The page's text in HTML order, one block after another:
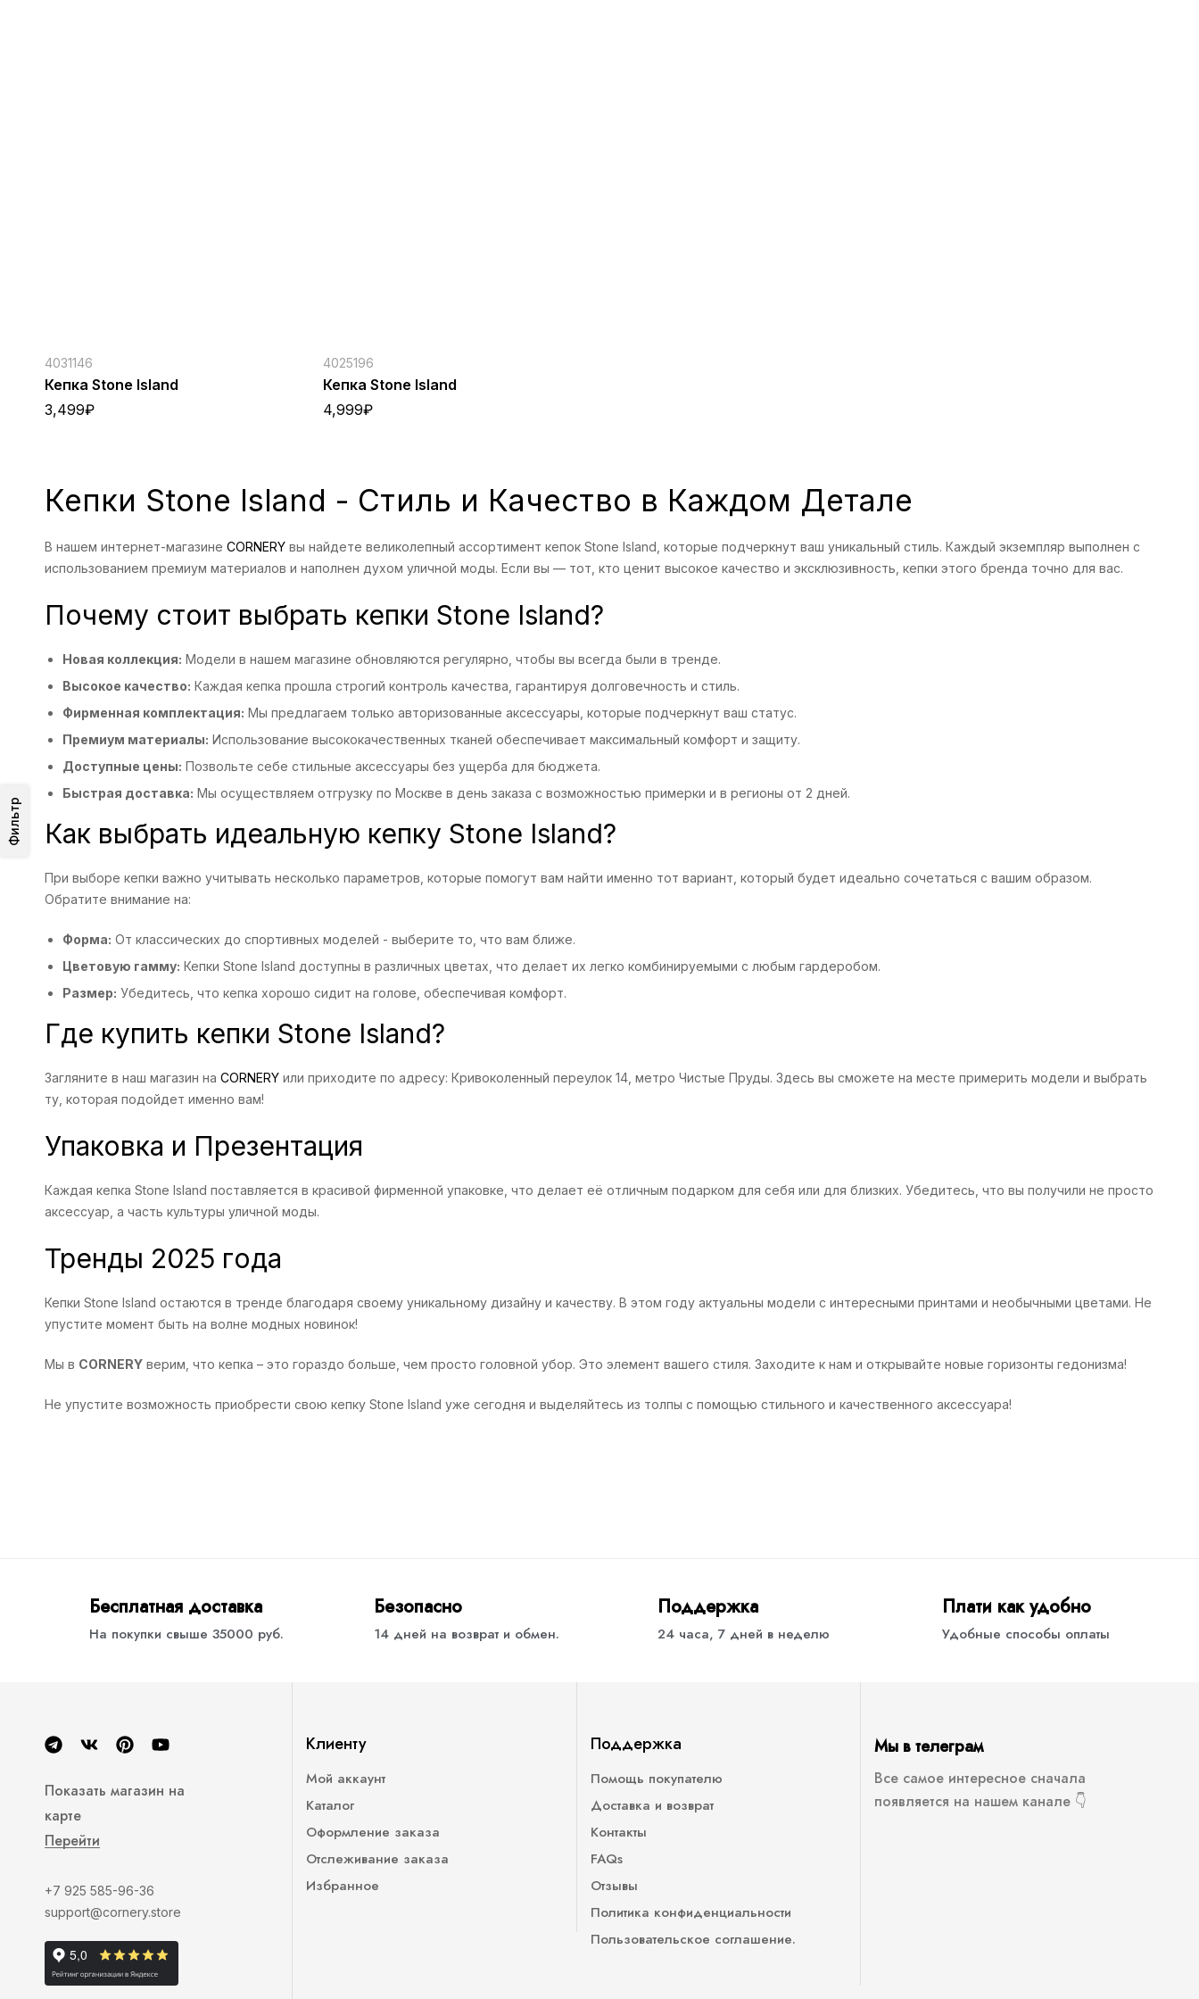
Фильтр
4031146
Кепка Stone Island
3,499₽
4025196
Кепка Stone Island
4,999₽
Кепки Stone Island - Стиль и Качество в Каждом Детале
В нашем интернет-магазине CORNERY вы найдете великолепный ассортимент кепок Stone Island, которые подчеркнут ваш уникальный стиль. Каждый экземпляр выполнен с
использованием премиум материалов и наполнен духом уличной моды. Если вы — тот, кто ценит высокое качество и эксклюзивность, кепки этого бренда точно для вас.
Почему стоит выбрать кепки Stone Island?
Новая коллекция: Модели в нашем магазине обновляются регулярно, чтобы вы всегда были в тренде.
Высокое качество: Каждая кепка прошла строгий контроль качества, гарантируя долговечность и стиль.
Фирменная комплектация: Мы предлагаем только авторизованные аксессуары, которые подчеркнут ваш статус.
Премиум материалы: Использование высококачественных тканей обеспечивает максимальный комфорт и защиту.
Доступные цены: Позвольте себе стильные аксессуары без ущерба для бюджета.
Быстрая доставка: Мы осуществляем отгрузку по Москве в день заказа с возможностью примерки и в регионы от 2 дней.
Как выбрать идеальную кепку Stone Island?
При выборе кепки важно учитывать несколько параметров, которые помогут вам найти именно тот вариант, который будет идеально сочетаться с вашим образом.
Обратите внимание на:
Форма: От классических до спортивных моделей - выберите то, что вам ближе.
Цветовую гамму: Кепки Stone Island доступны в различных цветах, что делает их легко комбинируемыми с любым гардеробом.
Размер: Убедитесь, что кепка хорошо сидит на голове, обеспечивая комфорт.
Где купить кепки Stone Island?
Загляните в наш магазин на CORNERY или приходите по адресу: Кривоколенный переулок 14, метро Чистые Пруды. Здесь вы сможете на месте примерить модели и выбрать
ту, которая подойдет именно вам!
Упаковка и Презентация
Каждая кепка Stone Island поставляется в красивой фирменной упаковке, что делает её отличным подарком для себя или для близких. Убедитесь, что вы получили не просто
аксессуар, а часть культуры уличной моды.
Тренды 2025 года
Кепки Stone Island остаются в тренде благодаря своему уникальному дизайну и качеству. В этом году актуальны модели с интересными принтами и необычными цветами. Не
упустите момент быть на волне модных новинок!
Мы в CORNERY верим, что кепка – это гораздо больше, чем просто головной убор. Это элемент вашего стиля. Заходите к нам и открывайте новые горизонты гедонизма!
Не упустите возможность приобрести свою кепку Stone Island уже сегодня и выделяйтесь из толпы с помощью стильного и качественного аксессуара!
Бесплатная доставка
На покупки свыше 35000 руб.
Безопасно
14 дней на возврат и обмен.
Поддержка
24 часа, 7 дней в неделю
Плати как удобно
Удобные способы оплаты
Показать магазин на
карте
Перейти
+7 925 585-96-36
support@cornery.store
Клиенту
Мой аккаунт
Каталог
Оформление заказа
Отслеживание заказа
Избранное
Поддержка
Помощь покупателю
Доставка и возврат
Контакты
FAQs
Отзывы
Политика конфиденциальности
Пользовательское соглашение.
Мы в телеграм
Все самое интересное сначала
появляется на нашем канале 👇